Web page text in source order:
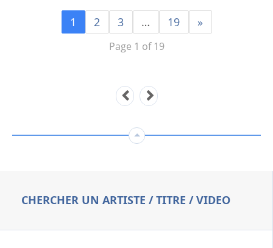
1 2 3 … 19 »
Page 1 of 19
CHERCHER UN ARTISTE / TITRE / VIDEO